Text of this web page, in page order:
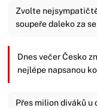
Zvolte
soupeře daleko za
Dnes večer Česko
nejlépe napsanou
Přes milion diváků u